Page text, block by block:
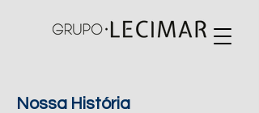
Nossa História